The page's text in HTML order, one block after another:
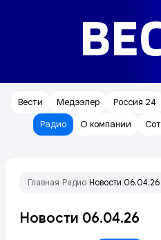
Вести Медээлер Россия 24
Радио
О компании
Главная Радио Новости 06.04.26
Новости 06.04.26